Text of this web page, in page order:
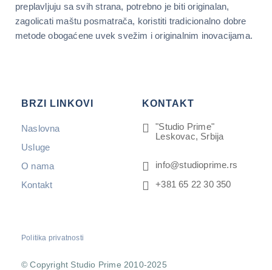
preplavljuju sa svih strana, potrebno je biti originalan,
zagolicati maštu posmatrača, koristiti tradicionalno dobre
metode obogaćene uvek svežim i originalnim inovacijama.
BRZI LINKOVI
Naslovna
Usluge
O nama
Kontakt
KONTAKT
"Studio Prime"
Leskovac, Srbija
info@studioprime.rs
+381 65 22 30 350
Politika privatnosti
© Copyright Studio Prime 2010-2025